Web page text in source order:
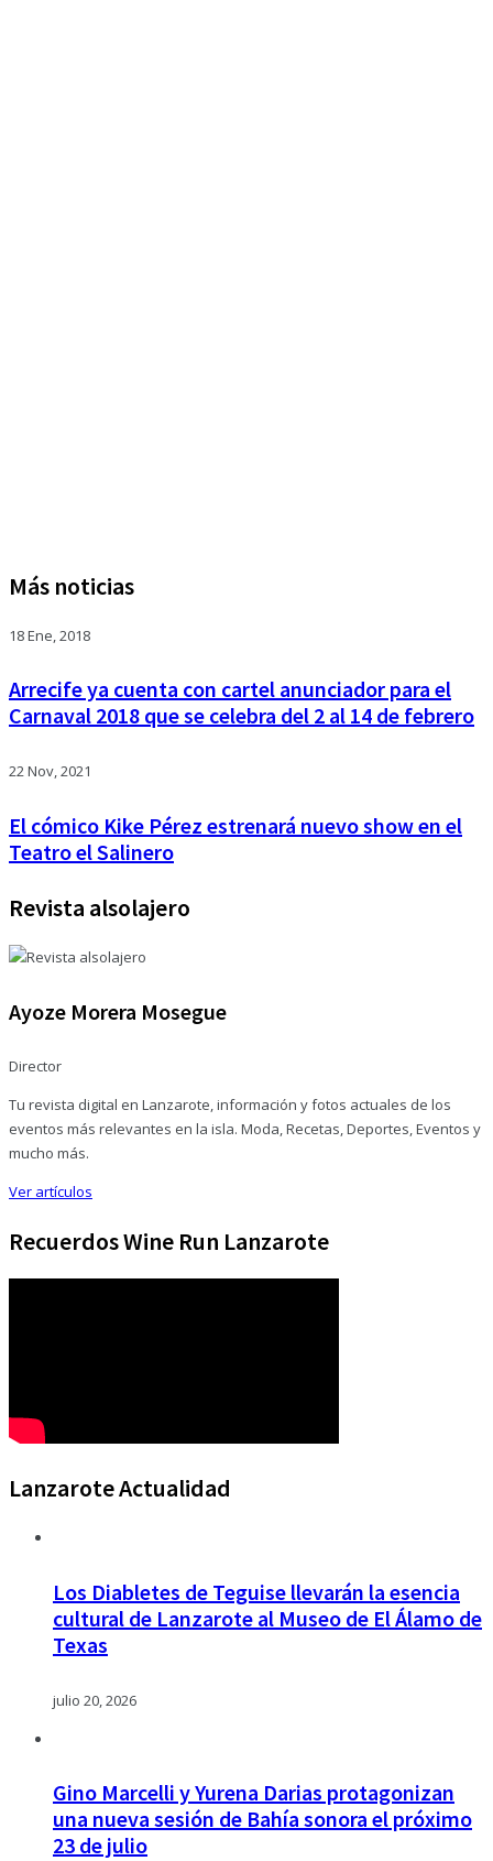
Más noticias
18 Ene, 2018
Arrecife ya cuenta con cartel anunciador para el
Carnaval 2018 que se celebra del 2 al 14 de febrero
22 Nov, 2021
El cómico Kike Pérez estrenará nuevo show en el
Teatro el Salinero
Revista alsolajero
Ayoze Morera Mosegue
Director
Tu revista digital en Lanzarote, información y fotos actuales de los
eventos más relevantes en la isla. Moda, Recetas, Deportes, Eventos y
mucho más.
Ver artículos
Recuerdos Wine Run Lanzarote
Lanzarote Actualidad
Los Diabletes de Teguise llevarán la esencia
cultural de Lanzarote al Museo de El Álamo de
Texas
julio 20, 2026
Gino Marcelli y Yurena Darias protagonizan
una nueva sesión de Bahía sonora el próximo
23 de julio